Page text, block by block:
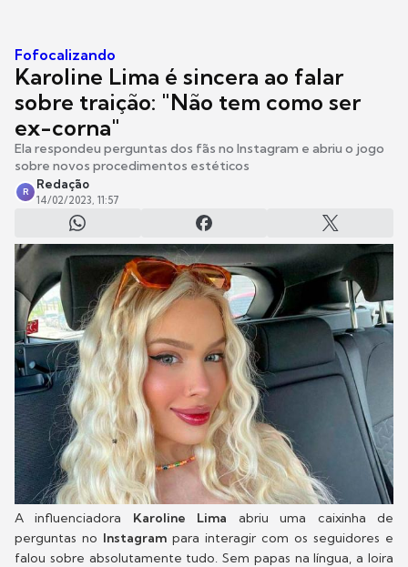
Fofocalizando
Karoline Lima é sincera ao falar
sobre traição: "Não tem como ser
ex-corna"
Ela respondeu perguntas dos fãs no Instagram e abriu o jogo
sobre novos procedimentos estéticos
R
Redação
14/02/2023, 11:57
A influenciadora Karoline Lima abriu uma caixinha de
perguntas no Instagram para interagir com os seguidores e
falou sobre absolutamente tudo. Sem papas na língua, a loira